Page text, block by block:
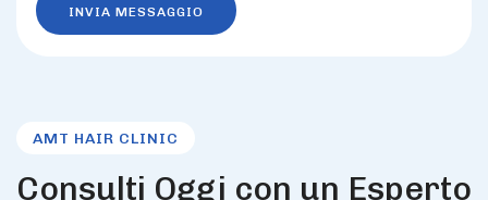
AMT HAIR CLINIC
Consulti Oggi con un Esperto